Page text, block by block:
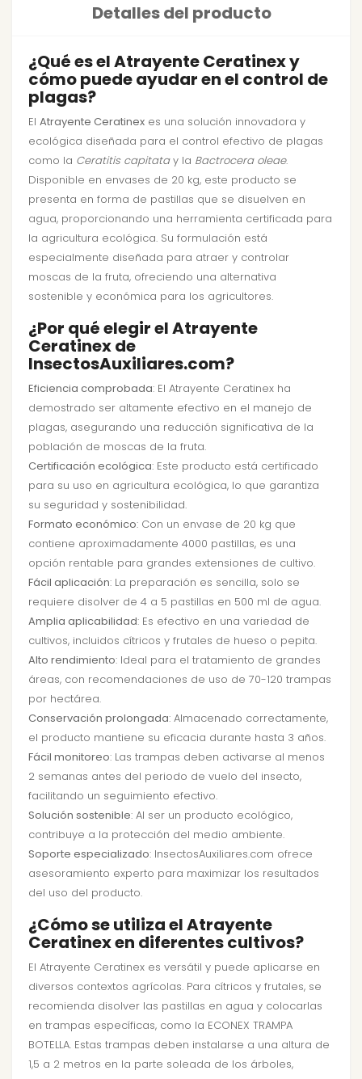
Detalles del producto
¿Qué es el Atrayente Ceratinex y
cómo puede ayudar en el control de
plagas?
El Atrayente Ceratinex es una solución innovadora y
ecológica diseñada para el control efectivo de plagas
como la Ceratitis capitatay la Bactrocera oleae.
Disponible en envases de 20 kg, este producto se
presenta en forma de pastillas que se disuelven en
agua, proporcionando una herramienta certificada para
la agricultura ecológica. Su formulación está
especialmente diseñada para atraer y controlar
moscas de la fruta, ofreciendo una alternativa
sostenible y económica para los agricultores.
¿Por qué elegir el Atrayente
Ceratinex de
InsectosAuxiliares.com?
Eficiencia comprobada: El Atrayente Ceratinex ha
demostrado ser altamente efectivo en el manejo de
plagas, asegurando una reducción significativa de la
población de moscas de la fruta.
Certificación ecológica: Este producto está certificado
para su uso en agricultura ecológica, lo que garantiza
su seguridad y sostenibilidad.
Formato económico: Con un envase de 20 kg que
contiene aproximadamente 4000 pastillas, es una
opción rentable para grandes extensiones de cultivo.
Fácil aplicación: La preparación es sencilla, solo se
requiere disolver de 4 a 5 pastillas en 500 ml de agua.
Amplia aplicabilidad: Es efectivo en una variedad de
cultivos, incluidos cítricos y frutales de hueso o pepita.
Alto rendimiento: Ideal para el tratamiento de grandes
áreas, con recomendaciones de uso de 70-120 trampas
por hectárea.
Conservación prolongada: Almacenado correctamente,
el producto mantiene su eficacia durante hasta 3 años.
Fácil monitoreo: Las trampas deben activarse al menos
2 semanas antes del periodo de vuelo del insecto,
facilitando un seguimiento efectivo.
Solución sostenible: Al ser un producto ecológico,
contribuye a la protección del medio ambiente.
Soporte especializado: InsectosAuxiliares.com ofrece
asesoramiento experto para maximizar los resultados
del uso del producto.
¿Cómo se utiliza el Atrayente
Ceratinex en diferentes cultivos?
El Atrayente Ceratinex es versátil y puede aplicarse en
diversos contextos agrícolas. Para cítricos y frutales, se
recomienda disolver las pastillas en agua y colocarlas
en trampas específicas, como la ECONEX TRAMPA
BOTELLA. Estas trampas deben instalarse a una altura de
1,5 a 2 metros en la parte soleada de los árboles,